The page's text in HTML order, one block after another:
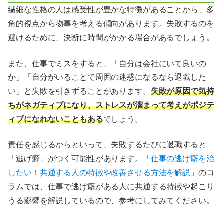
繊細な性格の人は感受性が豊かな特徴があることから、多
角的視点から物事を考える傾向があります。失敗するのを
避けるために、決断に時間がかかる場合があるでしょう。
また、仕事でミスをすると、「自分は会社にいて良いの
か」「自分がいることで周囲の迷惑になるなら退職した
い」と失敗を引きずることがあります。 失敗が原因で気持
ちがネガティブになり、ストレスが溜まって考えがポジテ
ィブになれないこともあるでしょう。
責任を感じるからといって、失敗するたびに退職すると
「逃げ癖」がつく可能性があります。「 仕事の逃げ癖を治
したい！共通する人の特徴や改善させる方法を解説 」のコ
ラムでは、仕事で逃げ癖がある人に共通する特徴や起こり
うる影響を解説しているので、参考にしてみてください。